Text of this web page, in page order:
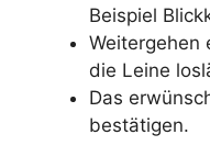
Beispiel
Weitergehen
die Leine
Das
bestätigen.